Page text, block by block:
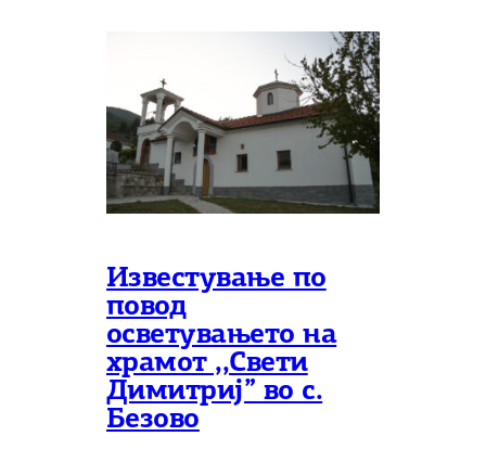
Известување по
повод
осветувањето на
храмот ,,Свети
Димитриј” во с.
Безово